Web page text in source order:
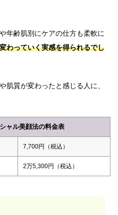
年齢肌別にケアの仕方も柔軟に
わっていく実感を得られるでし
肌質が変わったと感じる人に、
ャル美顔法の料金表
7,700円（税込）
2万5,300円（税込）